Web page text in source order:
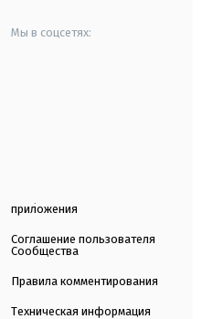
Мы в соцсетях:
приложения
Соглашение пользователя
Сообщества
Правила комментирования
Техническая информация